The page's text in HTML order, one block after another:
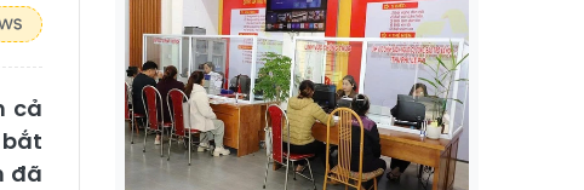
cả
đã